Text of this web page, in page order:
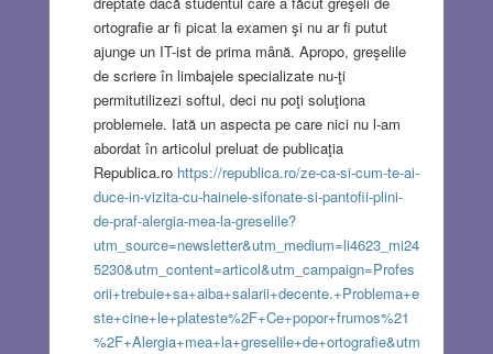
ortografie ar fi picat la examen şi nu ar fi putut
ajunge un IT-ist de prima mână. Apropo, greşelile
de scriere în limbajele specializate nu-ţi
permitutilizezi softul, deci nu poţi soluţiona
problemele. Iată un aspecta pe care nici nu l-am
abordat în articolul preluat de publicaţia
Republica.ro https://republica.ro/ze-ca-si-cum-te-ai-
duce-in-vizita-cu-hainele-sifonate-si-pantofii-plini-
de-praf-alergia-mea-la-greselile?
utm_source=newsletter&utm_medium=li4623_mi24
5230&utm_content=articol&utm_campaign=Profes
orii+trebuie+sa+aiba+salarii+decente.+Problema+e
ste+cine+le+plateste%2F+Ce+popor+frumos%21
%2F+Alergia+mea+la+greselile+de+ortografie&utm